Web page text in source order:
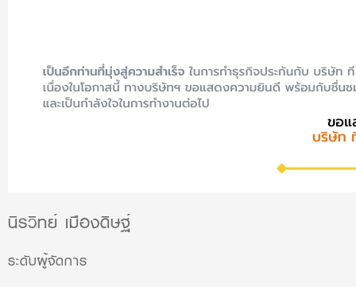
นิรวิทย์ เมืองดิษฐ์
ระดับผู้จัดการ